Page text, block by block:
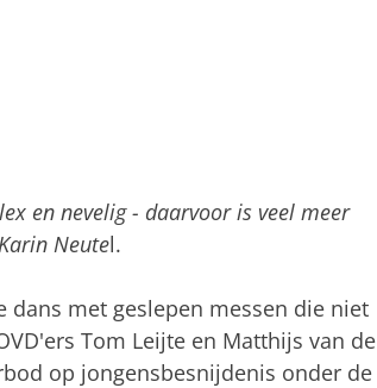
en nevelig - daarvoor is veel meer
Neutel.
met geslepen messen die niet
Tom Leijte en Matthijs van de
op jongensbesnijdenis onder de